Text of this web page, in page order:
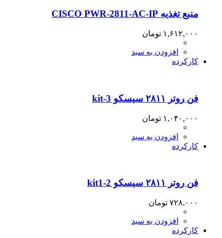
منبع تغذیه CISCO PWR-2811-AC-IP
۱,۶۱۲,۰۰۰ تومان
افزودن به سبد
کارکرده
فن روتر ۲۸۱۱ سیسکو kit-3
۱,۰۴۰,۰۰۰ تومان
افزودن به سبد
کارکرده
فن روتر ۲۸۱۱ سیسکو kit1-2
۷۲۸,۰۰۰ تومان
افزودن به سبد
کارکرده